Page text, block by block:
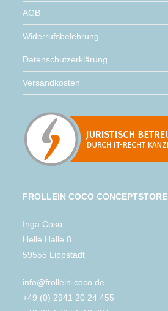
AGB
Widerrufsbelehrung
Datenschutzerklärung
Versandkosten
FROLLEIN COCO CONCEPTSTORE
Inga Coso
Helle Halle 8
59555 Lippstadt
info@frollein-coco.de
+49 (0) 2941 20 24 455